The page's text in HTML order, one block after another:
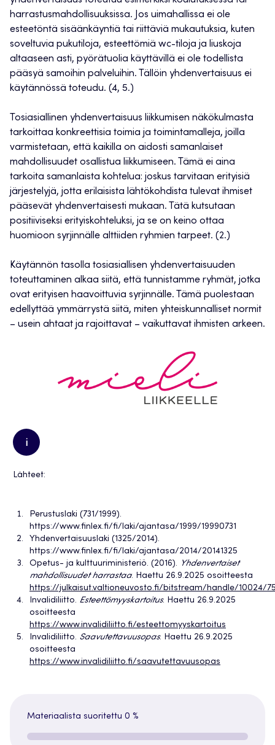
harrastusmahdollisuuksissa. Jos uimahallissa ei ole
esteetöntä sisäänkäyntiä tai riittäviä mukautuksia, kuten
soveltuvia pukutiloja, esteettömiä wc-tiloja ja liuskoja
altaaseen asti, pyörätuolia käyttävillä ei ole todellista
pääsyä samoihin palveluihin. Tällöin yhdenvertaisuus ei
käytännössä toteudu. (4, 5.)
Tosiasiallinen yhdenvertaisuus liikkumisen näkökulmasta
tarkoittaa konkreettisia toimia ja toimintamalleja, joilla
varmistetaan, että kaikilla on aidosti samanlaiset
mahdollisuudet osallistua liikkumiseen. Tämä ei aina
tarkoita samanlaista kohtelua: joskus tarvitaan erityisiä
järjestelyjä, jotta erilaisista lähtökohdista tulevat ihmiset
pääsevät yhdenvertaisesti mukaan. Tätä kutsutaan
positiiviseksi erityiskohteluksi, ja se on keino ottaa
huomioon syrjinnälle alttiiden ryhmien tarpeet. (2.)
Käytännön tasolla tosiasiallisen yhdenvertaisuuden
toteuttaminen alkaa siitä, että tunnistamme ryhmät, jotka
ovat erityisen haavoittuvia syrjinnälle. Tämä puolestaan
edellyttää ymmärrystä siitä, miten yhteiskunnalliset normit
– usein ahtaat ja rajoittavat – vaikuttavat ihmisten arkeen.
i
Lähteet:
Perustuslaki (731/1999).
https://www.finlex.fi/fi/laki/ajantasa/1999/19990731
Yhdenvertaisuuslaki (1325/2014).
https://www.finlex.fi/fi/laki/ajantasa/2014/20141325
Opetus- ja kulttuuriministeriö. (2016).
Yhdenvertaiset
mahdollisuudet harrastaa. Haettu 26.9.2025 osoitteesta
https://julkaisut.valtioneuvosto.fi/bitstream/handle/10024/
Invalidiliitto. Esteettömyyskartoitus. Haettu 26.9.2025
osoitteesta
https://www.invalidiliitto.fi/esteettomyyskartoitus
Invalidiliitto. Saavutettavuusopas. Haettu 26.9.2025
osoitteesta
https://www.invalidiliitto.fi/saavutettavuusopas
Materiaalista suoritettu 0 %